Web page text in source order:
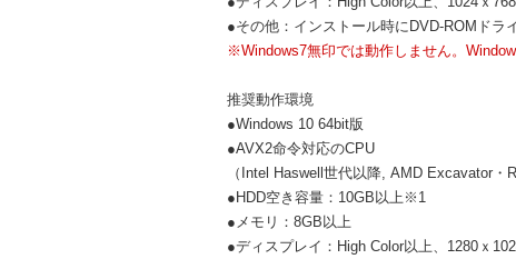
●その他：インストール時にDVD-ROMドラ
※Windows7無印では動作しません。
推奨動作環境
●Windows 10 64bit版
●AVX2命令対応のCPU
（Intel Haswell世代以降, AMD Excavator・
●HDD空き容量：10GB以上※1
●メモリ：8GB以上
●ディスプレイ：High Color以上、1280ｘ